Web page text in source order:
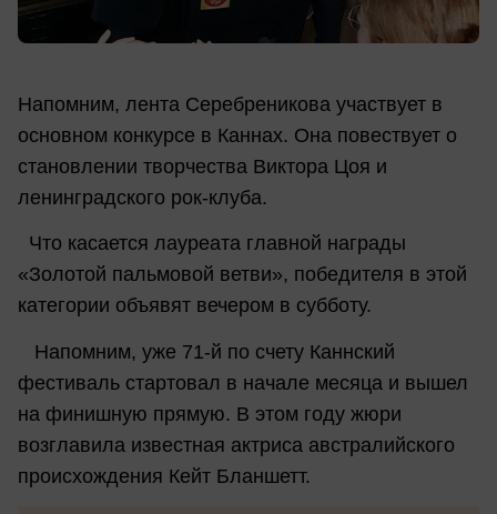
Напомним, лента Серебреникова участвует в
основном конкурсе в Каннах. Она повествует о
становлении творчества Виктора Цоя и
ленинградского рок-клуба.
Что касается лауреата главной награды
«Золотой пальмовой ветви», победителя в этой
категории объявят вечером в субботу.
Напомним, уже 71-й по счету Каннский
фестиваль стартовал в начале месяца и вышел
на финишную прямую. В этом году жюри
возглавила известная актриса австралийского
происхождения Кейт Бланшетт.